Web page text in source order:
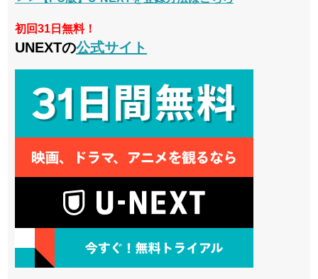
初回31日無料！
UNEXTの公式サイト